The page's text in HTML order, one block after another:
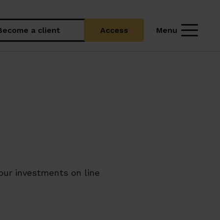
a client Access Menu
investments on line